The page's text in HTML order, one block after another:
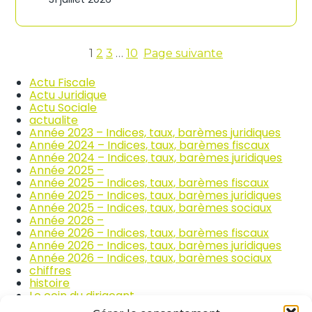
c
m
e
l
a
r
p
a
r
t
i
o
u
n
i
e
r
i
x
d
e
s
p
r
o
d
u
i
s
1 2 3 … 10 Page suivante
Actu Fiscale
Actu Juridique
Actu Sociale
actualite
Année 2023 – Indices, taux, barèmes juridiques
Année 2024 – Indices, taux, barèmes fiscaux
Année 2024 – Indices, taux, barèmes juridiques
Année 2025 –
Année 2025 – Indices, taux, barèmes fiscaux
Année 2025 – Indices, taux, barèmes juridiques
Année 2025 – Indices, taux, barèmes sociaux
Année 2026 –
Année 2026 – Indices, taux, barèmes fiscaux
Année 2026 – Indices, taux, barèmes juridiques
Année 2026 – Indices, taux, barèmes sociaux
chiffres
histoire
Le coin du dirigeant